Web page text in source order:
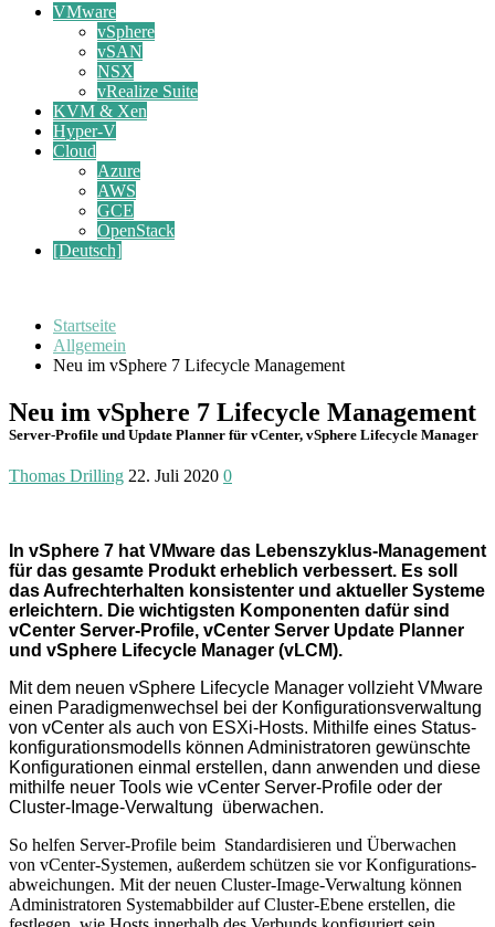
VMware
vSphere
vSAN
NSX
vRealize Suite
KVM & Xen
Hyper-V
Cloud
Azure
AWS
GCE
OpenStack
[Deutsch]
Startseite
Allgemein
Neu im vSphere 7 Lifecycle Management
Neu im vSphere 7 Lifecycle Management
Server-Profile und Update Planner für vCenter, vSphere Lifecycle Manager
Thomas Drilling 22. Juli 2020 0
In vSphere 7 hat VMware das Lebenszyklus-Management
für das gesamte Pro­dukt erheb­lich ver­bessert. Es soll
das Aufrecht­erhalten kon­sistenter und aktu­eller Sys­teme
er­leichtern. Die wich­tigsten Kompo­nenten dafür sind
vCenter Server-Profile, vCenter Server Update Planner
und vSphere Life­cycle Manager (vLCM).
Mit dem neuen vSphere Lifecycle Manager vollzieht VMware
einen Paradigmen­wechsel bei der Konfigurations­verwaltung
von vCenter als auch von ESXi-Hosts. Mithilfe eines Status­
konfigurations­modells können Administratoren gewünschte
Konfigurationen einmal erstellen, dann anwenden und diese
mithilfe neuer Tools wie vCenter Server-Profile oder der
Cluster-Image-Verwaltung über­wachen.
So helfen Server-Profile beim Standardisieren und Überwachen
von vCenter-Systemen, außerdem schützen sie vor Konfigurations­
abweichungen. Mit der neuen Cluster-Image-Verwaltung können
Admini­stratoren System­abbilder auf Cluster-Ebene erstellen, die